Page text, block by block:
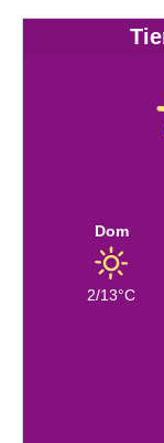
Dom
2/13°C